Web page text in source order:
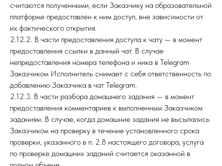
считаются полученными, если Заказчику на образовательной
платформе предоставлен к ним доступ, вне зависимости от
их фактического открытия.
2.12.2. В части предоставления доступа к чату — в момент
предоставления ссылки в данный чат. В случае
непредоставления номера телефона и ника в Telegram
Заказчиком Исполнитель снимает с себя ответственность по
добавлению Заказчика в чат Telegram.
2.12.3. В части разбора домашнего задания — в момент
предоставления комментариев к выполненным Заказчиком
заданиям. В случае, когда домашние задания не высылались
Заказчиком на проверку в течение установленного срока
проверки, указанного в п. 2.8 настоящего договора, услуга
по проверке домашних заданий считается оказанной в